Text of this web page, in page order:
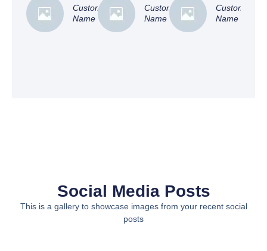
Customer
Name
Customer
Name
Customer
Name
Social Media Posts
This is a gallery to showcase images from your recent social
posts